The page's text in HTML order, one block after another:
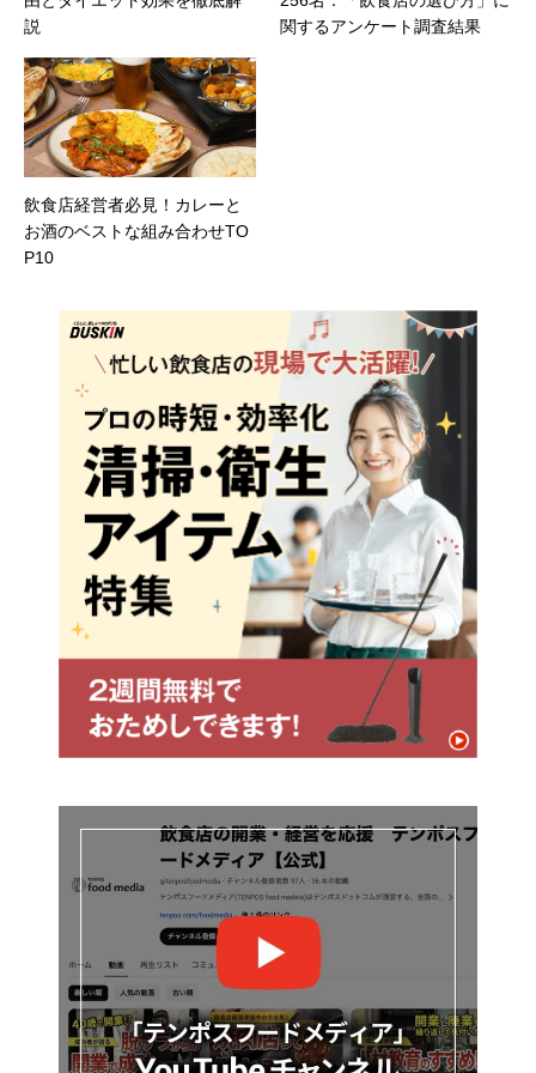
説
関するアンケート調査結果
飲食店経営者必見！カレーと
お酒のベストな組み合わせTO
P10